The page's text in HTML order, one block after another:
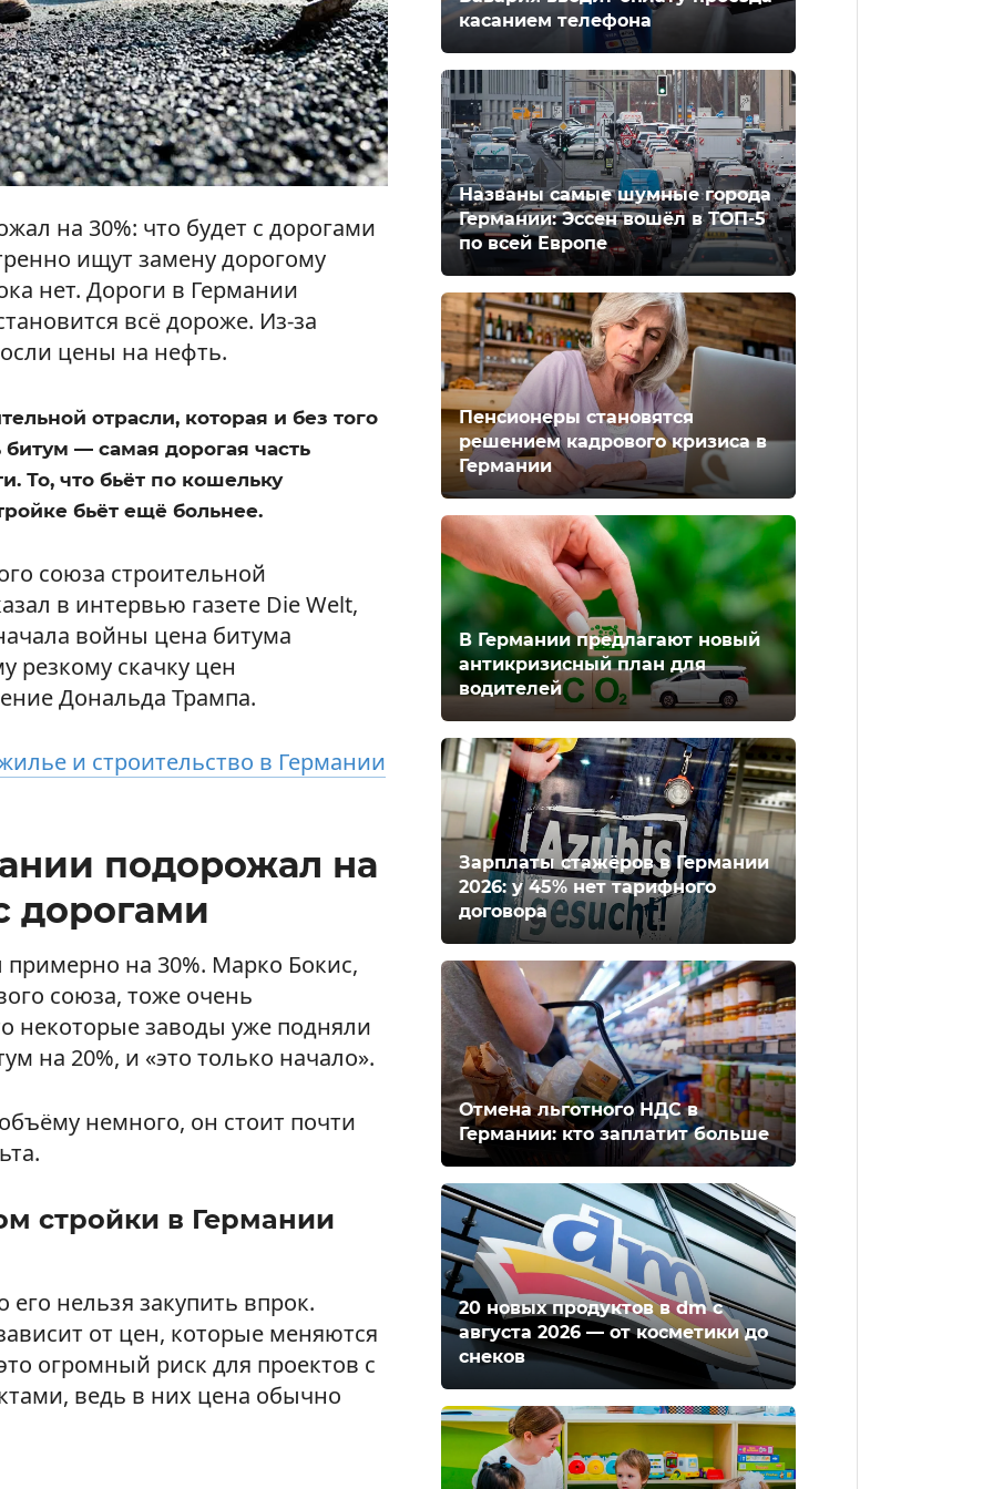
на 30%: что будет с дорогами
ищут замену дорогому
нет. Дороги в Германии
всё дороже. Из-за
цены на нефть.
отрасли, которая и без того
— самая дорогая часть
То, что бьёт по кошельку
бьёт ещё больнее.
союза строительной
в интервью газете Die Welt,
войны цена битума
резкому скачку цен
Дональда Трампа.
и строительство в Германии
подорожал на
дорогами
на 30%. Марко Бокис,
союза, тоже очень
некоторые заводы уже подняли
на 20%, и «это только начало».
немного, он стоит почти
стройки в Германии
нельзя закупить впрок.
от цен, которые меняются
огромный риск для проектов с
ведь в них цена обычно
касанием телефона
Названы самые шумные города
Германии: Эссен вошёл в ТОП-5
по всей Европе
Пенсионеры становятся
решением кадрового кризиса в
Германии
В Германии предлагают новый
антикризисный план для
водителей
Зарплаты стажёров в Германии
2026: у 45% нет тарифного
договора
Отмена льготного НДС в
Германии: кто заплатит больше
20 новых продуктов в dm с
августа 2026 — от косметики до
снеков